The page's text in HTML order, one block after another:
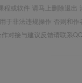
程或软件 请马上删除退出
于非法违规操作 否则和作
对接与建议反馈请联系